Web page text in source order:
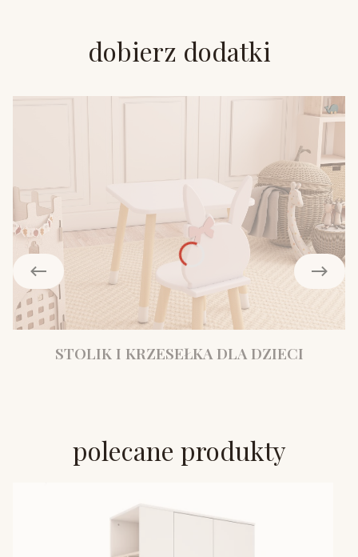
dobierz dodatki
STOLIK I KRZESEŁKA DLA DZIECI
polecane produkty